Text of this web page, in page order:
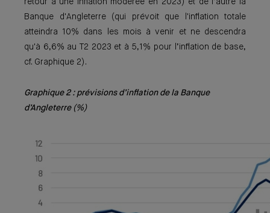
retour à une inflation modérée en 2023) et de l’autre la
Banque d'Angleterre (qui prévoit que l'inflation totale
atteindra 10% dans les mois à venir et ne descendra
qu'à 6,6% au T2 2023 et à 5,1% pour l’inflation de base,
cf. Graphique 2).
Graphique 2 : prévisions d’inflation de la Banque
d’Angleterre (%)